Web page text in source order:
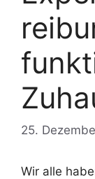
25.
Wir alle